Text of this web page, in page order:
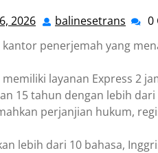
2026 February
2026
balinesetrans
0
penerjemah yang
layanan Express 2
15 tahun dengan lebih dari
perjanjian hukum,
lebih dari 10 bahasa,